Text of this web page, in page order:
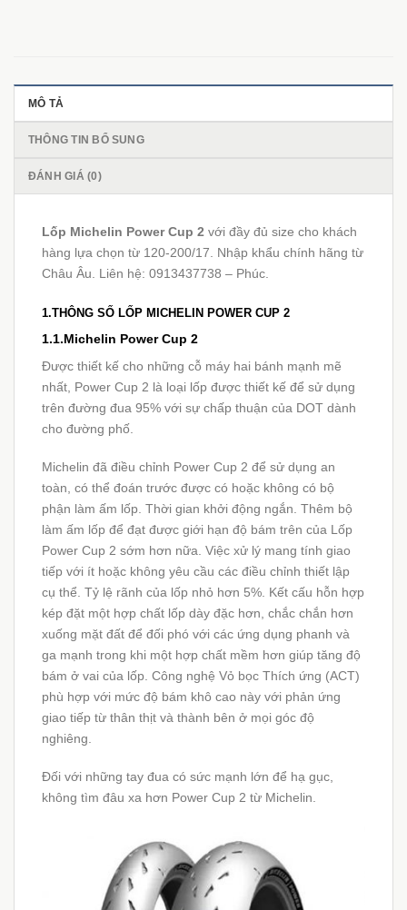
MÔ TẢ
THÔNG TIN BỔ SUNG
ĐÁNH GIÁ (0)
Lốp Michelin Power Cup 2 với đầy đủ size cho khách
hàng lựa chọn từ 120-200/17. Nhập khẩu chính hãng từ
Châu Âu. Liên hệ: 0913437738 – Phúc.
1.THÔNG SỐ LỐP MICHELIN POWER CUP 2
1.1.Michelin Power Cup 2
Được thiết kế cho những cỗ máy hai bánh mạnh mẽ
nhất, Power Cup 2 là loại lốp được thiết kế để sử dụng
trên đường đua 95% với sự chấp thuận của DOT dành
cho đường phố.
Michelin đã điều chỉnh Power Cup 2 để sử dụng an
toàn, có thể đoán trước được có hoặc không có bộ
phận làm ấm lốp. Thời gian khởi động ngắn. Thêm bộ
làm ấm lốp để đạt được giới hạn độ bám trên của Lốp
Power Cup 2 sớm hơn nữa. Việc xử lý mang tính giao
tiếp với ít hoặc không yêu cầu các điều chỉnh thiết lập
cụ thể. Tỷ lệ rãnh của lốp nhỏ hơn 5%. Kết cấu hỗn hợp
kép đặt một hợp chất lốp dày đặc hơn, chắc chắn hơn
xuống mặt đất để đối phó với các ứng dụng phanh và
ga mạnh trong khi một hợp chất mềm hơn giúp tăng độ
bám ở vai của lốp. Công nghệ Vỏ bọc Thích ứng (ACT)
phù hợp với mức độ bám khô cao này với phản ứng
giao tiếp từ thân thịt và thành bên ở mọi góc độ
nghiêng.
Đối với những tay đua có sức mạnh lớn để hạ gục,
không tìm đâu xa hơn Power Cup 2 từ Michelin.